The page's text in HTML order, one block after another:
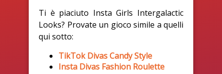
Ti è piaciuto Insta Girls Intergalactic
Looks? Provate un gioco simile a quelli
qui sotto:
TikTok Divas Candy Style
Insta Divas Fashion Roulette